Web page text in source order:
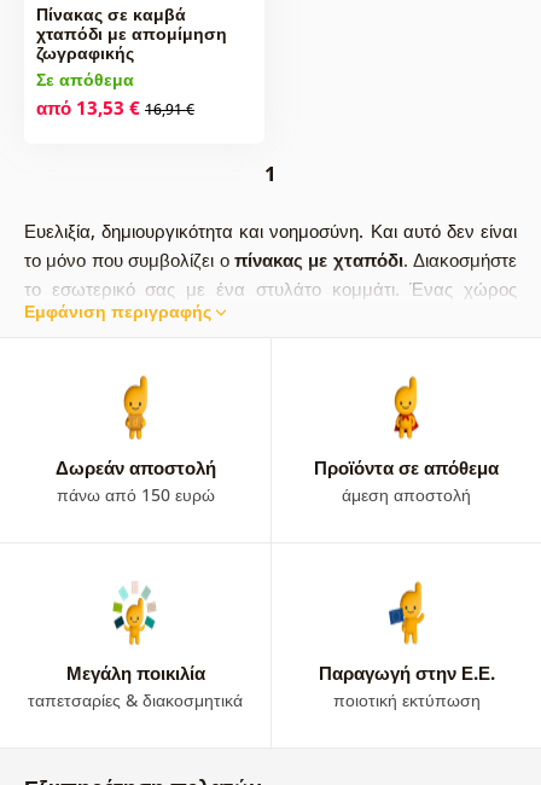
Πίνακας σε καμβά
χταπόδι με απομίμηση
ζωγραφικής
Σε απόθεμα
από 13,53 € 16,91 €
1
Ευελιξία, δημιουργικότητα και νοημοσύνη. Και αυτό δεν είναι
το μόνο που συμβολίζει ο πίνακας με χταπόδι. Διακοσμήστε
το εσωτερικό σας με ένα στυλάτο κομμάτι. Ένας χώρος
γεμάτος μοναδικότητα. Μερικές φορές αρκεί μία διακόσμηση
Εμφάνιση περιγραφής
Δωρεάν αποστολή
πάνω από 150 ευρώ
Προϊόντα σε απόθεμα
άμεση αποστολή
Μεγάλη ποικιλία
ταπετσαρίες & διακοσμητικά
Παραγωγή στην Ε.Ε.
ποιοτική εκτύπωση